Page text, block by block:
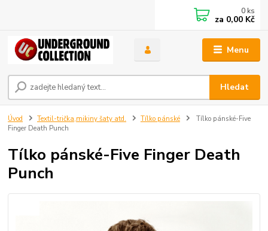
Menu
Hledat
0 ks
za 0,00 Kč
Úvod Textil-trička,mikiny šaty atd. Tílko pánské
Tílko pánské-Five
Finger Death Punch
Tílko pánské-Five Finger Death
Punch